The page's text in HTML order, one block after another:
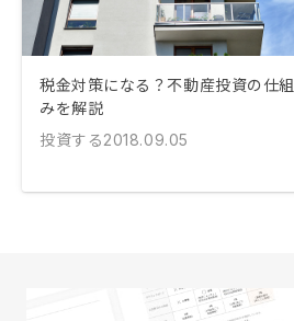
税金対策になる？不動産投資の仕組
みを解説
投資する2018.09.05